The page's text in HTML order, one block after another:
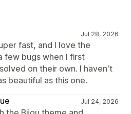
Jul 28, 2026
fast, and I love the
few bugs when I first
on their own. I haven't
beautiful as this one.
Jul 24, 2026